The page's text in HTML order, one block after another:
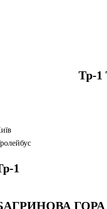
Тр-1
1